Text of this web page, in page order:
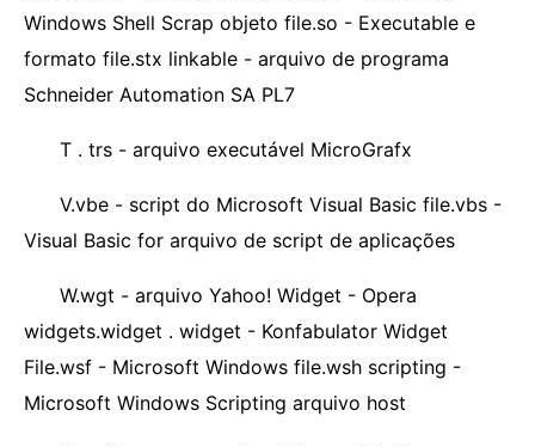
Windows Shell Scrap objeto file.so - Executable e
formato file.stx linkable - arquivo de programa
Schneider Automation SA PL7
T . trs - arquivo executável MicroGrafx
V.vbe - script do Microsoft Visual Basic file.vbs -
Visual Basic for arquivo de script de aplicações
W.wgt - arquivo Yahoo! Widget - Opera
widgets.widget . widget - Konfabulator Widget
File.wsf - Microsoft Windows file.wsh scripting -
Microsoft Windows Scripting arquivo host